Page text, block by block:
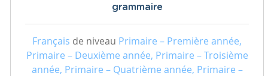
grammaire
Français de niveau Primaire – Première année,
Primaire – Deuxième année, Primaire – Troisième
année, Primaire – Quatrième année, Primaire –